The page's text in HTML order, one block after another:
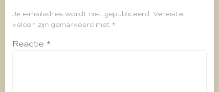
Je e-mailadres wordt niet gepubliceerd. Vereiste
velden zijn gemarkeerd met *
Reactie *